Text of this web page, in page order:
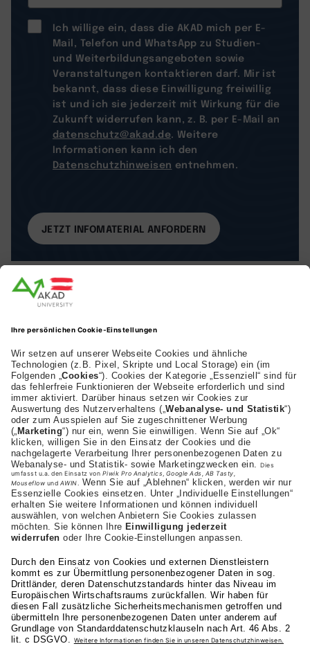
Ich willige ein, dass die AKAD mich per E-
Mail, Telefon und WhatsApp zu Studien-
und Weiterbildungsangeboten sowie
Veranstaltungen kontaktieren darf. Mir ist
bekannt, dass diese Einwilligung freiwillig
ist und ich sie jederzeit mit Wirkung für die
Zukunft widerrufen kann, z. B. per E-Mail an
datenschutz@akad.de. Weitere
Informationen kann ich den
Datenschutzhinweisen entnehmen.
AKAD Bildungsgesellschaft mbH
Heilbronner Strasse 86
70191 Stuttgart
+43 (0) 664-1972282
Studienangebot
Fakultäten
AKAD